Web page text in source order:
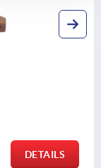
ab
zzgl. MwSt.
zzgl. Versandkosten